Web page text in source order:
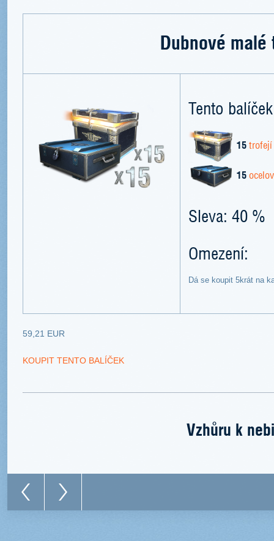
Dubnové malé
Tento
15trofejí
15
Sleva: 40 %
Omezení:
Dá se koupit 5krát na
59,21 EUR
KOUPIT TENTO BALÍČEK
Vzhůru k